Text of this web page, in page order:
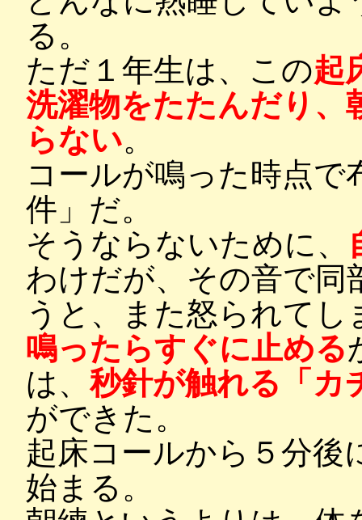
る。
ただ１年生は、この起
洗濯物をたたんだり、
らない。
コールが鳴った時点で
件」だ。
そうならないために、
わけだが、その音で同
うと、また怒られてし
鳴ったらすぐに止める
は、秒針が触れる「カ
ができた。
起床コールから５分後
始まる。